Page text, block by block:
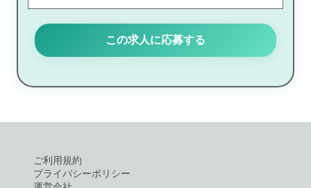
この求人に応募する
ご利用規約
プライバシーポリシー